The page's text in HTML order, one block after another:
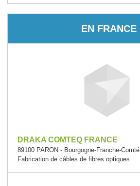
EN FRANCE
DRAKA COMTEQ FRANCE
89100 PARON - Bourgogne-Franche-Comté
Fabrication de câbles de fibres optiques